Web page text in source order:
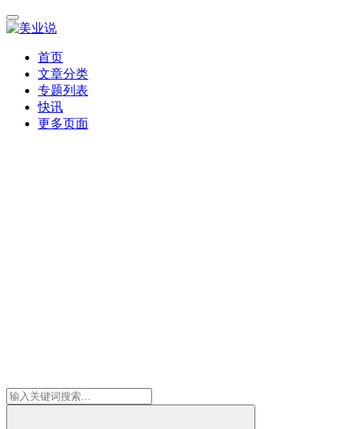
首页
文章分类
专题列表
快讯
更多页面